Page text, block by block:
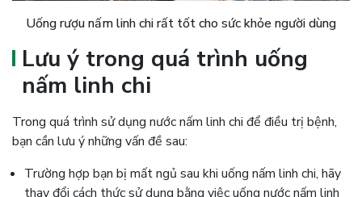
Uống rượu nấm linh chi rất tốt cho sức khỏe người dùng
Lưu ý trong quá trình uống
nấm linh chi
Trong quá trình sử dụng nước nấm linh chi để điều trị bệnh,
bạn cần lưu ý những vấn đề sau:
Trường hợp bạn bị mất ngủ sau khi uống nấm linh chi, hãy
thay đổi cách thức sử dụng bằng việc uống nước nấm linh